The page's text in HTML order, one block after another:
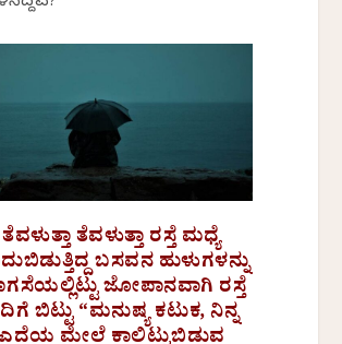
ತೆವಳುತ್ತಾ ತೆವಳುತ್ತಾ ರಸ್ತೆ ಮಧ್ಯೆ
ಬಸವನ ಹುಳುಗಳನ್ನು
ಜೋಪಾನವಾಗಿ ರಸ್ತೆ
ಬಿಟ್ಟು “ಮನುಷ್ಯ ಕಟುಕ, ನಿನ್ನ